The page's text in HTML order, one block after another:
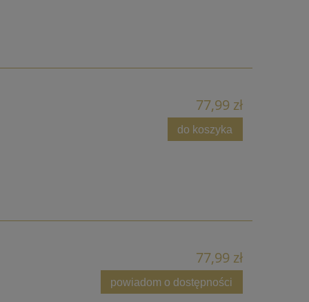
77,99 zł
do koszyka
77,99 zł
powiadom o dostępności